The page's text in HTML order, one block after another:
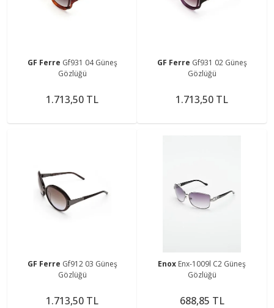
GF Ferre Gf931 04 Güneş
Gözlüğü
1.713,50 TL
GF Ferre Gf931 02 Güneş
Gözlüğü
1.713,50 TL
GF Ferre Gf912 03 Güneş
Gözlüğü
1.713,50 TL
Enox Enx-1009l C2 Güneş
Gözlüğü
688,85 TL